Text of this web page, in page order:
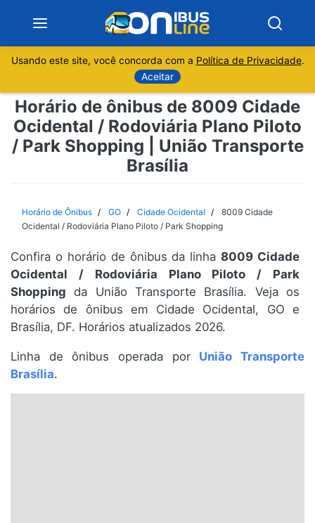
Sobre
Minas Gerais
Rio de Janeiro
Espírito Santo
Paraná
Santa Catarina
Rio Grande do Sul
Usando este site, você concorda com a Política de Privacidade.
Aceitar
Horário de ônibus de 8009 Cidade
Ocidental / Rodoviária Plano Piloto
/ Park Shopping | União Transporte
Brasília
Horário de Ônibus GO Cidade Ocidental
8009 Cidade
Ocidental / Rodoviária Plano Piloto / Park Shopping
Confira o horário de ônibus da linha8009 Cidade
Ocidental / Rodoviária Plano Piloto / Park
Shopping da União Transporte Brasília. Veja os
horários de ônibus em Cidade Ocidental, GO e
Brasília, DF. Horários atualizados 2026.
Linha de ônibus operada por União Transporte
Brasília.